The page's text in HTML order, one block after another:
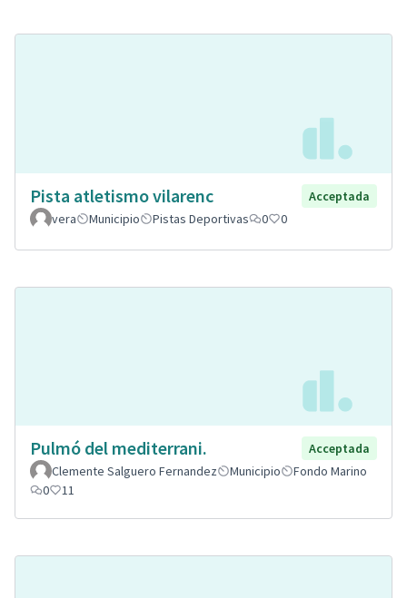
Pista atletismo vilarenc
Acceptada
vera
Municipio Pistas Deportivas 0 0
Pulmó del mediterrani.
Acceptada
Clemente Salguero Fernandez
Municipio
Fondo Marino
0
11